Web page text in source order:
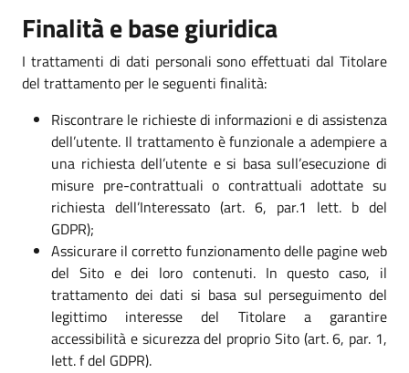
Finalità e base giuridica
I trattamenti di dati personali sono effettuati dal Titolare
del trattamento per le seguenti finalità:
Riscontrare le richieste di informazioni e di assistenza
dell’utente. Il trattamento è funzionale a adempiere a
una richiesta dell’utente e si basa sull’esecuzione di
misure pre-contrattuali o contrattuali adottate su
richiesta dell’Interessato (art. 6, par.1 lett. b del
GDPR);
Assicurare il corretto funzionamento delle pagine web
del Sito e dei loro contenuti. In questo caso, il
trattamento dei dati si basa sul perseguimento del
legittimo interesse del Titolare a garantire
accessibilità e sicurezza del proprio Sito (art. 6, par. 1,
lett. f del GDPR).